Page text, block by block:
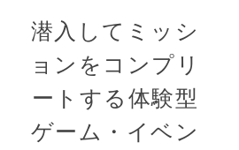
潜入してミッシ
ョンをコンプリ
ートする体験型
ゲーム・イベン